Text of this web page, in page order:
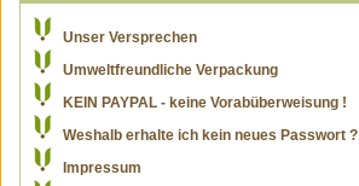
Unser Versprechen
Umweltfreundliche Verpackung
KEIN PAYPAL - keine Vorabüberweisung !
Weshalb erhalte ich kein neues Passwort ?
Impressum